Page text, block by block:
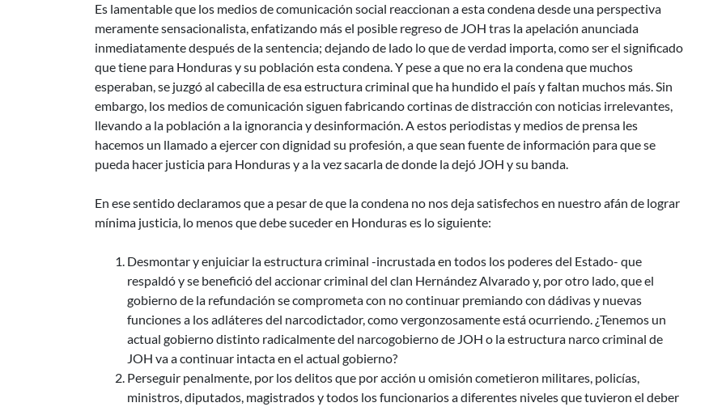
Es lamentable que los medios de comunicación social reaccionan a esta condena desde una perspectiva
meramente sensacionalista, enfatizando más el posible regreso de JOH tras la apelación anunciada
inmediatamente después de la sentencia; dejando de lado lo que de verdad importa, como ser el significado
que tiene para Honduras y su población esta condena. Y pese a que no era la condena que muchos
esperaban, se juzgó al cabecilla de esa estructura criminal que ha hundido el país y faltan muchos más. Sin
embargo, los medios de comunicación siguen fabricando cortinas de distracción con noticias irrelevantes,
llevando a la población a la ignorancia y desinformación. A estos periodistas y medios de prensa les
hacemos un llamado a ejercer con dignidad su profesión, a que sean fuente de información para que se
pueda hacer justicia para Honduras y a la vez sacarla de donde la dejó JOH y su banda.
En ese sentido declaramos que a pesar de que la condena no nos deja satisfechos en nuestro afán de lograr
mínima justicia, lo menos que debe suceder en Honduras es lo siguiente:
Desmontar y enjuiciar la estructura criminal -incrustada en todos los poderes del Estado- que
respaldó y se benefició del accionar criminal del clan Hernández Alvarado y, por otro lado, que el
gobierno de la refundación se comprometa con no continuar premiando con dádivas y nuevas
funciones a los adláteres del narcodictador, como vergonzosamente está ocurriendo. ¿Tenemos un
actual gobierno distinto radicalmente del narcogobierno de JOH o la estructura narco criminal de
JOH va a continuar intacta en el actual gobierno?
Perseguir penalmente, por los delitos que por acción u omisión cometieron militares, policías,
ministros, diputados, magistrados y todos los funcionarios a diferentes niveles que tuvieron el deber